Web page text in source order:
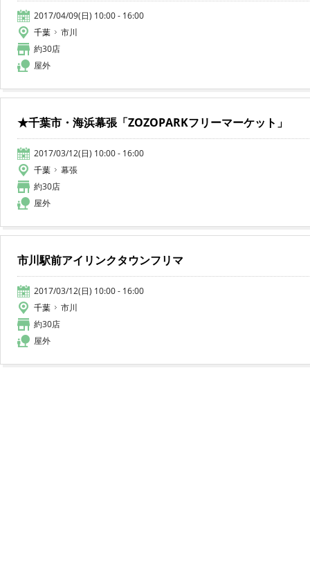
2017/04/09(日) 10:00 - 16:00
千葉
市川
約30店
屋外
★千葉市・海浜幕張「ZOZOPARKフリーマーケット」
2017/03/12(日) 10:00 - 16:00
千葉
幕張
約30店
屋外
市川駅前アイリンクタウンフリマ
2017/03/12(日) 10:00 - 16:00
千葉
市川
約30店
屋外